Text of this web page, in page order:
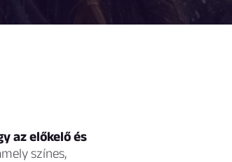
az előkelő és
színes,